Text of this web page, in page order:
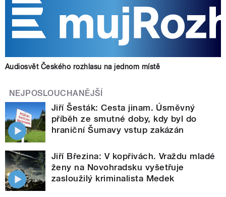
Audiosvět Českého rozhlasu na jednom místě
NEJPOSLOUCHANĚJŠÍ
Jiří Šesták: Cesta jinam. Úsměvný
příběh ze smutné doby, kdy byl do
hraniční Šumavy vstup zakázán
Jiří Březina: V kopřivách. Vraždu mladé
ženy na Novohradsku vyšetřuje
zasloužilý kriminalista Medek